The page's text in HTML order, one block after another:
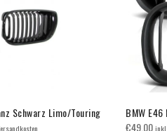
Schwarz Limo/Touring
BMW
€49.00